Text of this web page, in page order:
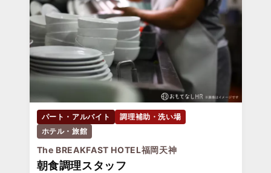
パート・アルバイト
調理補助・洗い場
ホテル・旅館
The BREAKFAST HOTEL福岡天神
朝食調理スタッフ